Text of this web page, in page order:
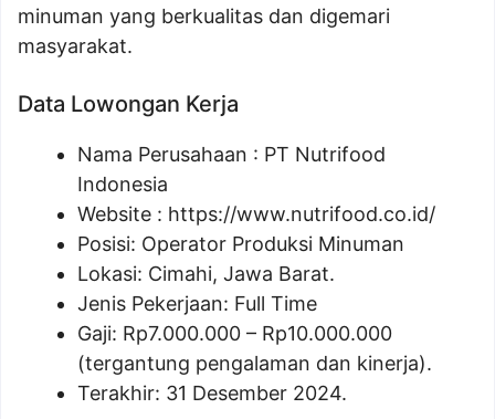
minuman yang berkualitas dan digemari
masyarakat.
Data Lowongan Kerja
Nama Perusahaan : PT Nutrifood
Indonesia
Website : https://www.nutrifood.co.id/
Posisi: Operator Produksi Minuman
Lokasi: Cimahi, Jawa Barat.
Jenis Pekerjaan: Full Time
Gaji: Rp7.000.000 – Rp10.000.000
(tergantung pengalaman dan kinerja).
Terakhir: 31 Desember 2024.